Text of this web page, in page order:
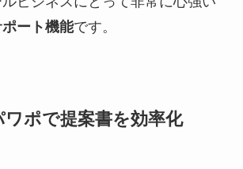
ート機能です。
ポで提案書を効率化